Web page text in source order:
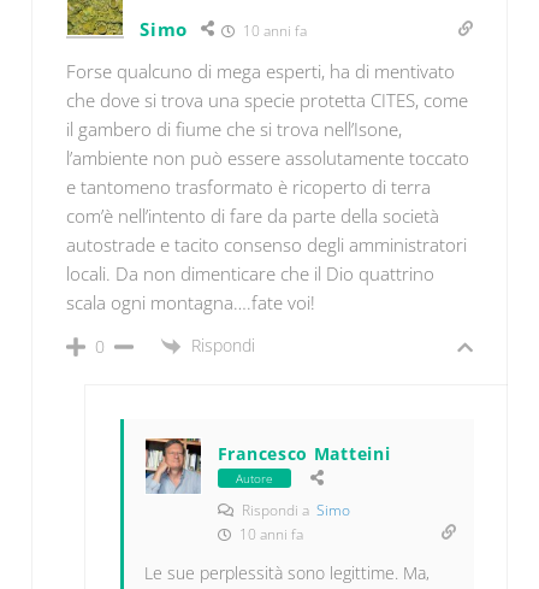
Simo 10 anni fa
Forse qualcuno di mega esperti, ha di mentivato
che dove si trova una specie protetta CITES, come
il gambero di fiume che si trova nell’Isone,
l’ambiente non può essere assolutamente toccato
e tantomeno trasformato è ricoperto di terra
com’è nell’intento di fare da parte della società
autostrade e tacito consenso degli amministratori
locali. Da non dimenticare che il Dio quattrino
scala ogni montagna….fate voi!
0 Rispondi
Francesco Matteini
Autore
Rispondi a Simo
10 anni fa
Le sue perplessità sono legittime. Ma,